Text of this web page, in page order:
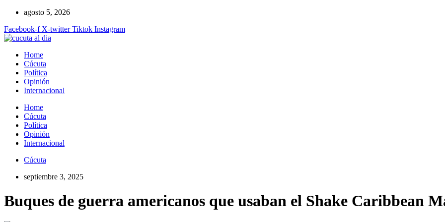
contenido
agosto 5, 2026
Facebook-f X-twitter Tiktok Instagram
Home
Cúcuta
Política
Opinión
Internacional
Home
Cúcuta
Política
Opinión
Internacional
Cúcuta
septiembre 3, 2025
Buques de guerra americanos que usaban el Shake Caribbean